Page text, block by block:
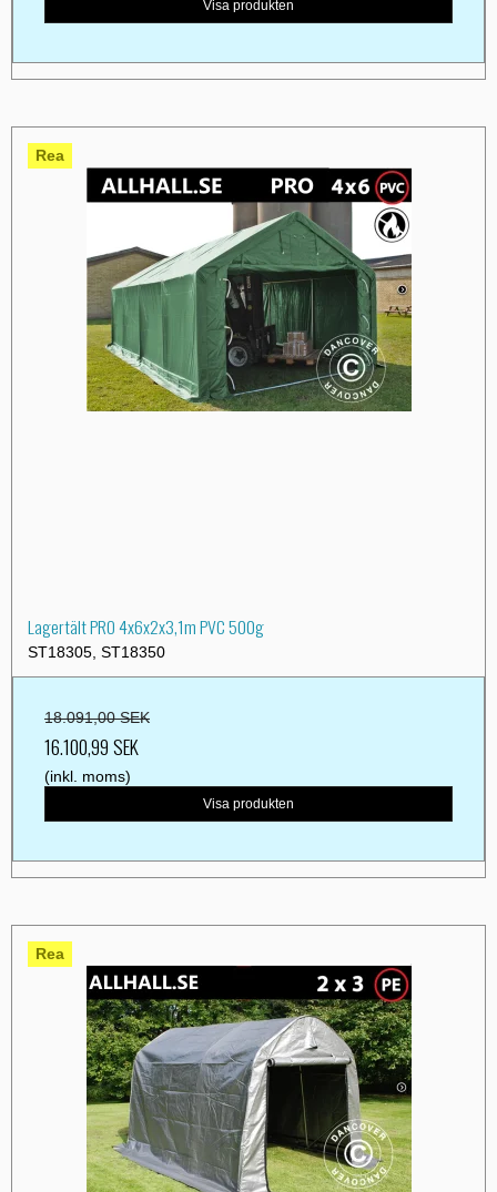
Visa produkten
Rea
Lagertält PRO 4x6x2x3,1m PVC 500g
ST18305, ST18350
18.091,00 SEK
16.100,99 SEK
(inkl. moms)
Visa produkten
Rea